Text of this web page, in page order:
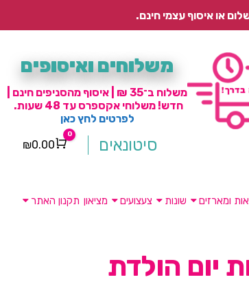
משלוחים ואיסופים
משלוח ב־35 ₪ | איסוף מהסניפים חינם |
חדש! משלוחי אקספרס עד 48 שעות.
לפרטים לחץ כאן
סיטונאים Cart
0
₪0.00
ומארזים שונות צעצועים מציאון תקנון האתר
יום הולדת